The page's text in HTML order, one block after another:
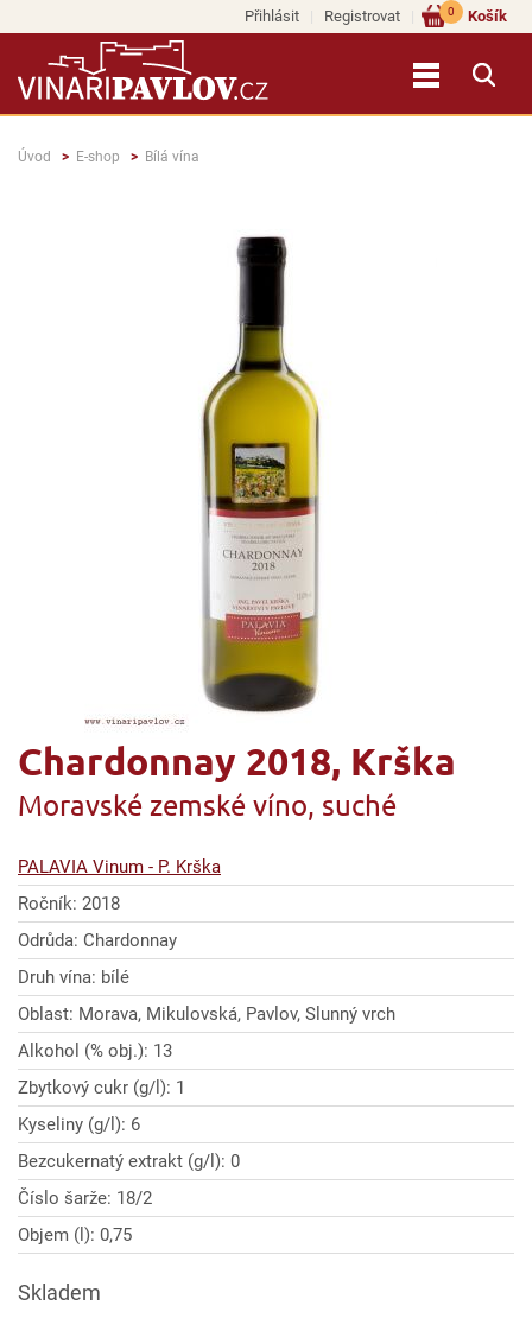
Přihlásit Registrovat Košík
0
Úvod E-shop Bílá vína
Chardonnay 2018, Krška
Moravské zemské víno, suché
PALAVIA Vinum - P. Krška
Ročník: 2018
Odrůda: Chardonnay
Druh vína: bílé
Oblast: Morava, Mikulovská, Pavlov, Slunný vrch
Alkohol (% obj.): 13
Zbytkový cukr (g/l): 1
Kyseliny (g/l): 6
Bezcukernatý extrakt (g/l): 0
Číslo šarže: 18/2
Objem (l): 0,75
Skladem